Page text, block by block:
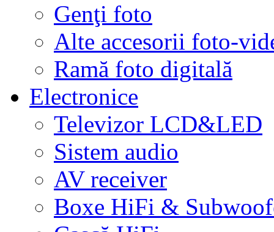
Genţi foto
Alte accesorii foto-
Ramă foto digitală
Electronice
Televizor LCD&LED
Sistem audio
AV receiver
Boxe HiFi &